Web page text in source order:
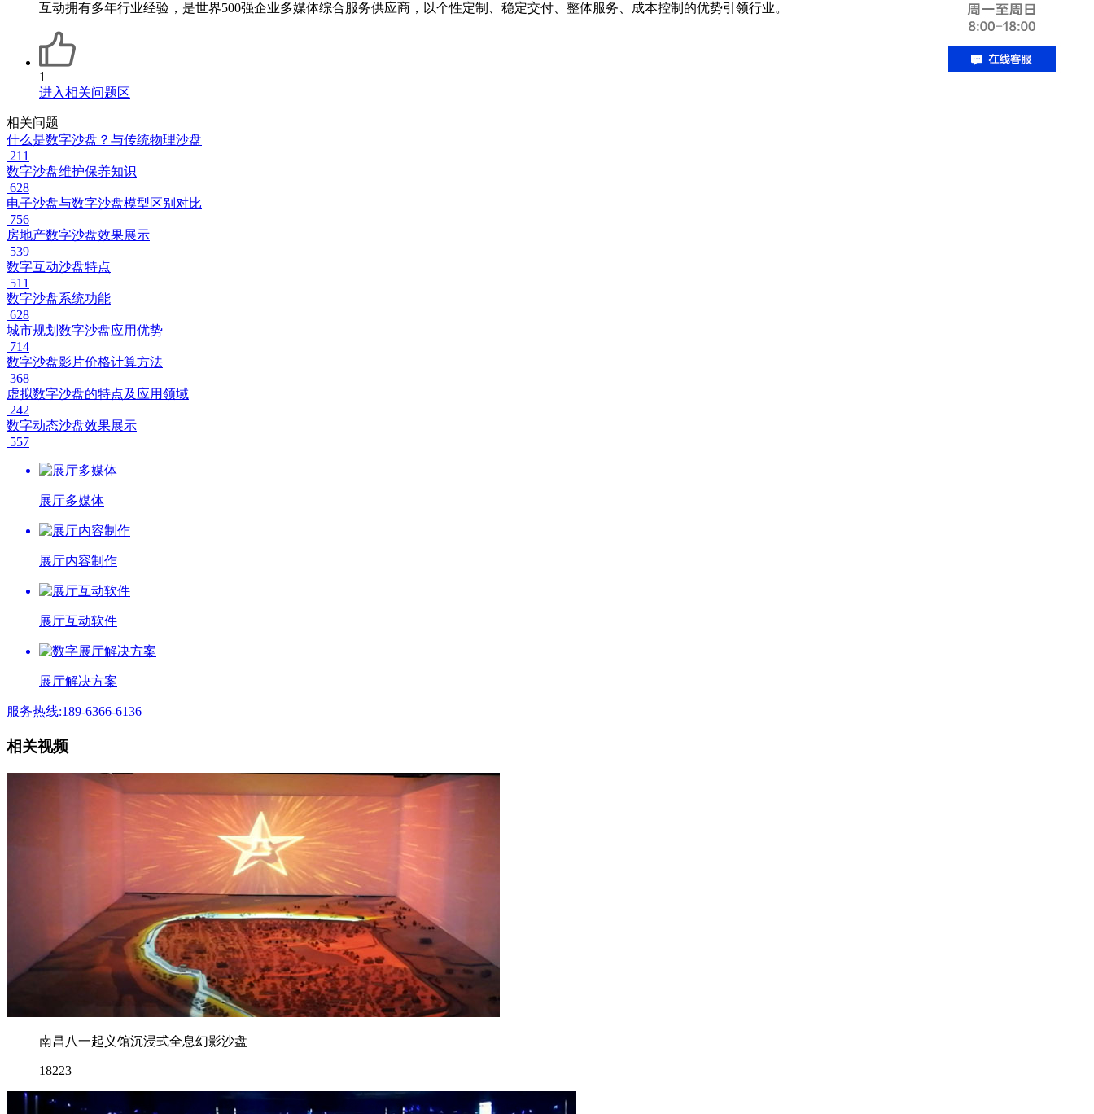
互动拥有多年行业经验，是世界500强企业多媒体综合服务供应商，以个性定制、稳定交付、整体服务、成本控制的优势引领行业。
1
进入相关问题区
相关问题
什么是数字沙盘？与传统物理沙盘
211
数字沙盘维护保养知识
628
电子沙盘与数字沙盘模型区别对比
756
房地产数字沙盘效果展示
539
数字互动沙盘特点
511
数字沙盘系统功能
628
城市规划数字沙盘应用优势
714
数字沙盘影片价格计算方法
368
虚拟数字沙盘的特点及应用领域
242
数字动态沙盘效果展示
557
展厅多媒体
展厅内容制作
展厅互动软件
展厅解决方案
服务热线:189-6366-6136
相关视频
南昌八一起义馆沉浸式全息幻影沙盘
18223